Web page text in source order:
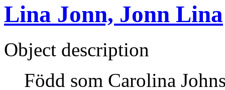
Lina Jonn, Jonn Lina
Object description
Född som Carolina